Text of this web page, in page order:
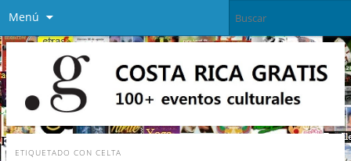
Menú
ETIQUETADO CON CELTA